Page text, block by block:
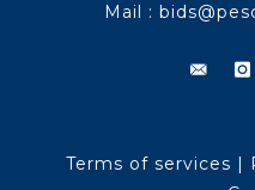
Mail :
Terms of services |